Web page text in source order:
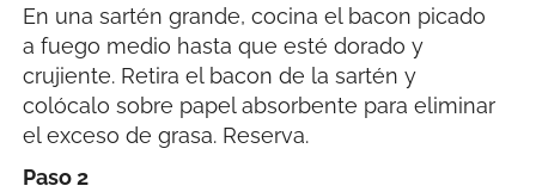
En una sartén grande, cocina el bacon picado
a fuego medio hasta que esté dorado y
crujiente. Retira el bacon de la sartén y
colócalo sobre papel absorbente para eliminar
el exceso de grasa. Reserva.
Paso 2